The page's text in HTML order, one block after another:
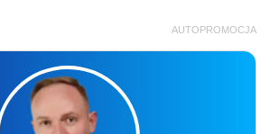
AUTOPROMOCJA